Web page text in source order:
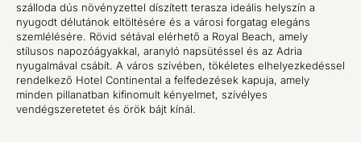
szálloda dús növényzettel díszített terasza ideális helyszín a
nyugodt délutánok eltöltésére és a városi forgatag elegáns
szemlélésére. Rövid sétával elérhető a Royal Beach, amely
stílusos napozóágyakkal, aranyló napsütéssel és az Adria
nyugalmával csábít. A város szívében, tökéletes elhelyezkedéssel
rendelkező Hotel Continental a felfedezések kapuja, amely
minden pillanatban kifinomult kényelmet, szívélyes
vendégszeretetet és örök bájt kínál.